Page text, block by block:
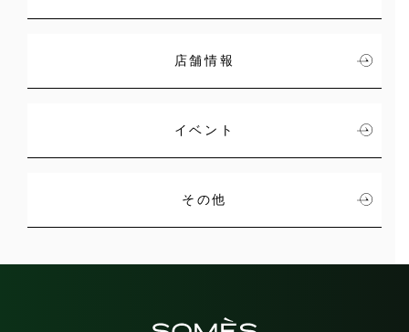
店舗情報
イベント
その他